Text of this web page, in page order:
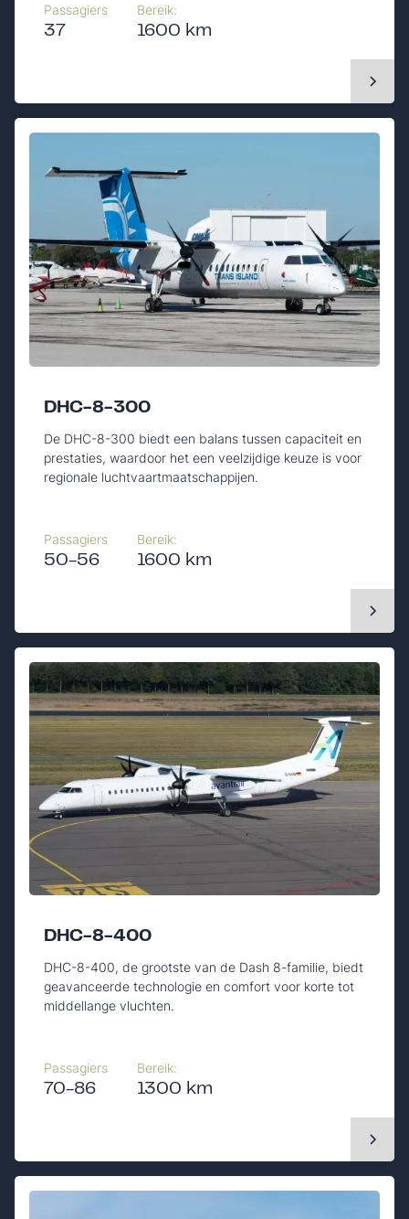
Passagiers
37
Bereik:
1600 km
DHC-8-300
De DHC-8-300 biedt een balans tussen capaciteit en
prestaties, waardoor het een veelzijdige keuze is voor
regionale luchtvaartmaatschappijen.
Passagiers
50-56
Bereik:
1600 km
DHC-8-400
DHC-8-400, de grootste van de Dash 8-familie, biedt
geavanceerde technologie en comfort voor korte tot
middellange vluchten.
Passagiers
70-86
Bereik:
1300 km